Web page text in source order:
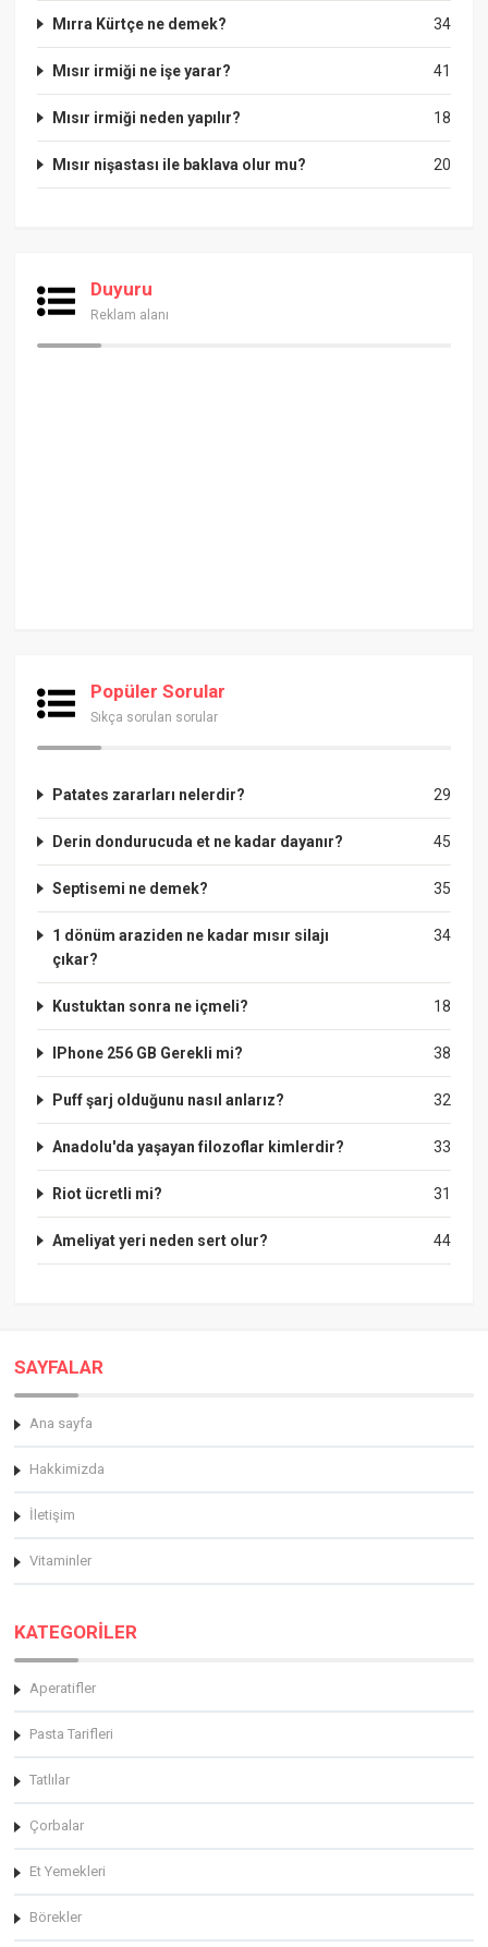
34
Mırra Kürtçe ne demek?
41
Mısır irmiği ne işe yarar?
18
Mısır irmiği neden yapılır?
20
Mısır nişastası ile baklava olur mu?
Duyuru
Reklam alanı
Popüler Sorular
Sıkça sorulan sorular
29
Patates zararları nelerdir?
45
Derin dondurucuda et ne kadar dayanır?
35
Septisemi ne demek?
34
1 dönüm araziden ne kadar mısır silajı
çıkar?
18
Kustuktan sonra ne içmeli?
38
IPhone 256 GB Gerekli mi?
32
Puff şarj olduğunu nasıl anlarız?
33
Anadolu'da yaşayan filozoflar kimlerdir?
31
Riot ücretli mi?
44
Ameliyat yeri neden sert olur?
SAYFALAR
Ana sayfa
Hakkimizda
İletişim
Vitaminler
KATEGORİLER
Aperatifler
Pasta Tarifleri
Tatlılar
Çorbalar
Et Yemekleri
Börekler